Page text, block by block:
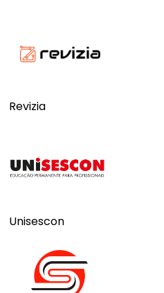
Revizia
Unisescon